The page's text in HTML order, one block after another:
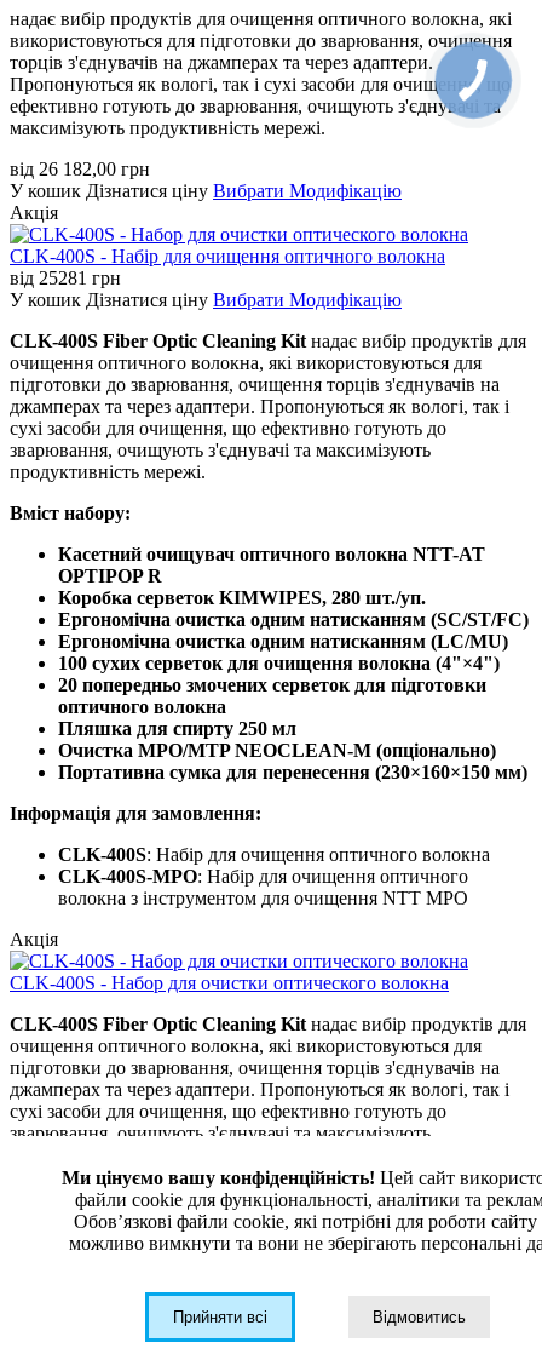
надає вибір продуктів для очищення оптичного волокна, які
використовуються для підготовки до зварювання, очищення
торців з'єднувачів на джамперах та через адаптери.
Пропонуються як вологі, так і сухі засоби для очищення, що
ефективно готують до зварювання, очищують з'єднувачі та
максимізують продуктивність мережі.
від 26 182,00 грн
У кошик Дізнатися ціну Вибрати Модифікацію
Акція
CLK-400S - Набір для очищення оптичного волокна
від 25281 грн
У кошик Дізнатися ціну Вибрати Модифікацію
CLK-400S Fiber Optic Cleaning Kit надає вибір продуктів для
очищення оптичного волокна, які використовуються для
підготовки до зварювання, очищення торців з'єднувачів на
джамперах та через адаптери. Пропонуються як вологі, так і
сухі засоби для очищення, що ефективно готують до
зварювання, очищують з'єднувачі та максимізують
продуктивність мережі.
Вміст набору:
Касетний очищувач оптичного волокна NTT-AT
OPTIPOP R
Коробка серветок KIMWIPES, 280 шт./уп.
Ергономічна очистка одним натисканням (SC/ST/FC)
Ергономічна очистка одним натисканням (LC/MU)
100 сухих серветок для очищення волокна (4"×4")
20 попередньо змочених серветок для підготовки
оптичного волокна
Пляшка для спирту 250 мл
Очистка MPO/MTP NEOCLEAN-M (опціонально)
Портативна сумка для перенесення (230×160×150 мм)
Інформація для замовлення:
CLK-400S: Набір для очищення оптичного волокна
CLK-400S-MPO: Набір для очищення оптичного
волокна з інструментом для очищення NTT MPO
Акція
CLK-400S - Набор для очистки оптического волокна
CLK-400S Fiber Optic Cleaning Kit надає вибір продуктів для
очищення оптичного волокна, які використовуються для
підготовки до зварювання, очищення торців з'єднувачів на
джамперах та через адаптери. Пропонуються як вологі, так і
сухі засоби для очищення, що ефективно готують до
зварювання, очищують з'єднувачі та максимізують
Вміст набору:
Касетний очищувач оптичного волокна NTT-AT
Ергономічна очистка одним натисканням (SC/ST/FC)
Ергономічна очистка одним натисканням (LC/MU)
100 сухих серветок для очищення волокна (4"×4")
Ми цінуємо вашу конфіденційність! Цей сайт
файли cookie для функціональності, аналітики та
Обовʼязкові файли cookie, які потрібні для роботи сайту
можливо вимкнути та вони не зберігають персональні
Прийняти всі Відмовитись